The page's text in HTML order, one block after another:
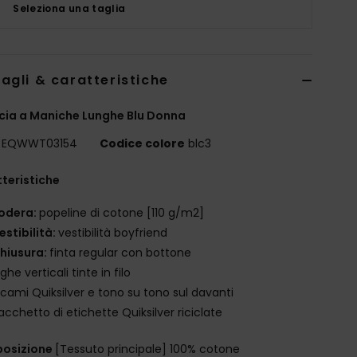
Seleziona una taglia
& caratteristiche
a Maniche Lunghe Blu Donna
EQWWT03154 Codice colore blc3
popeline di cotone [110 g/m2]
vestibilità boyfriend
finta regular con bottone
verticali tinte in filo
Quiksilver e tono su tono sul davanti
di etichette Quiksilver riciclate
[Tessuto principale] 100% cotone